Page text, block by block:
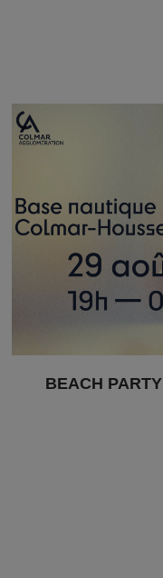
BEACH PARTY